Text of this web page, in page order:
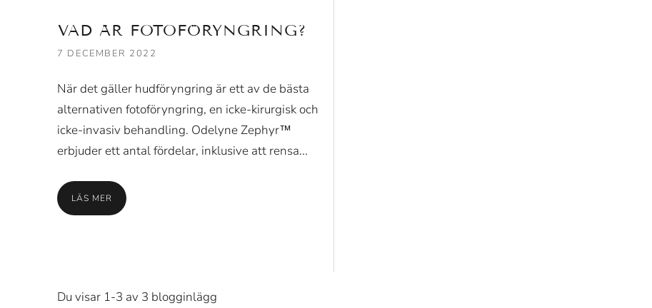
VAD ÄR FOTOFÖRYNGRING?
7 DECEMBER 2022
När det gäller hudföryngring är ett av de bästa
alternativen fotoföryngring, en icke-kirurgisk och
icke-invasiv behandling. Odelyne Zephyr™
erbjuder ett antal fördelar, inklusive att rensa...
LÄS MER
Du visar 1-3 av 3 blogginlägg